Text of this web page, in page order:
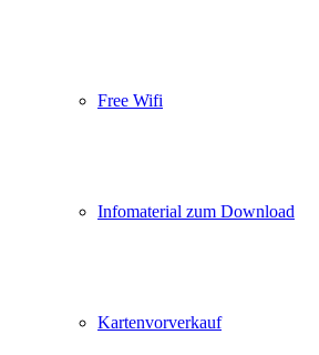
Free Wifi
Infomaterial zum Download
Kartenvorverkauf